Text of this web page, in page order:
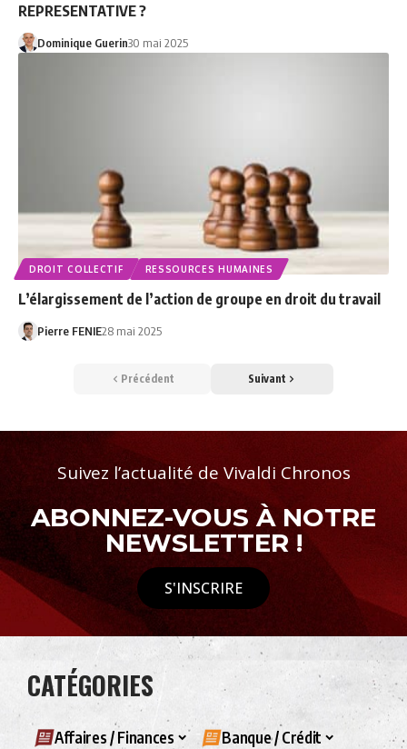
REPRESENTATIVE ?
Dominique Guerin30 mai 2025
DROIT COLLECTIF RESSOURCES HUMAINES
L’élargissement de l’action de groupe en droit du travail
Pierre FENIE28 mai 2025
Précédent Suivant
Suivez l’actualité de Vivaldi Chronos
ABONNEZ-VOUS À NOTRE
NEWSLETTER !
S'INSCRIRE
CATÉGORIES
Affaires / Finances Banque / Crédit